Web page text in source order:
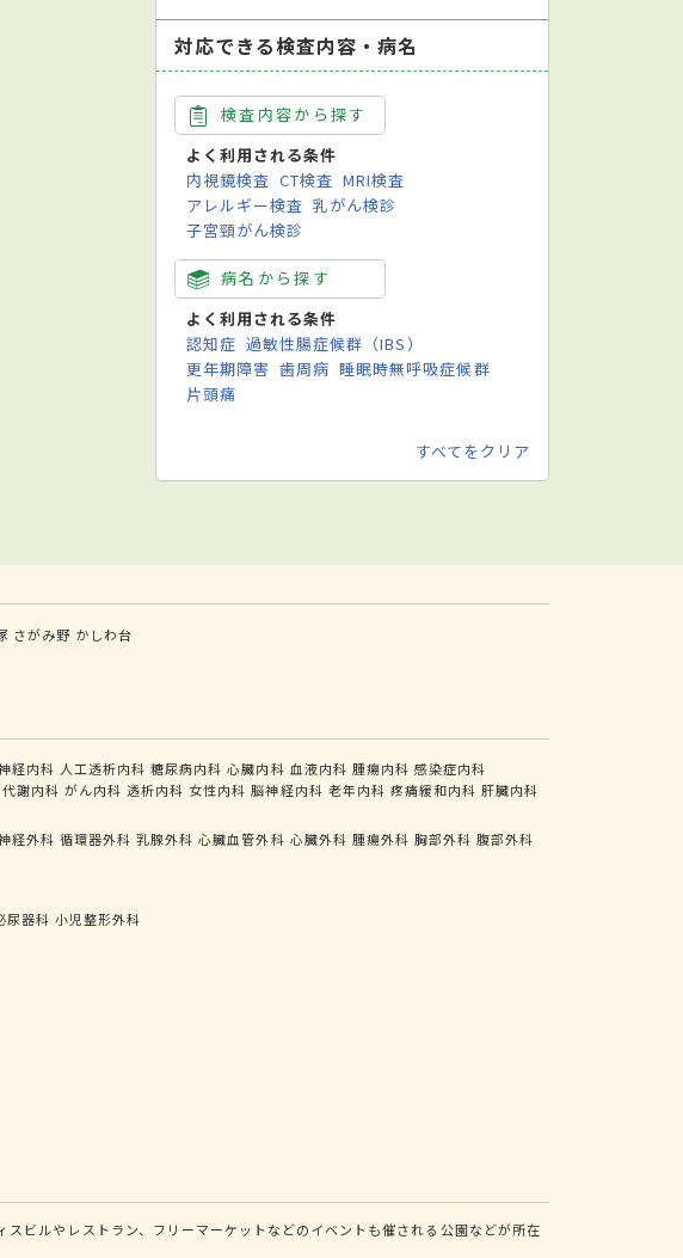
対応できる検査内容・病名
検査内容から探す
よく利用される条件
内視鏡検査 CT検査 MRI検査
アレルギー検査 乳がん検診
子宮頸がん検診
病名から探す
よく利用される条件
認知症 過敏性腸症候群（IBS）
更年期障害 歯周病 睡眠時無呼吸症候群
片頭痛
すべてをクリア
さがみ野 かしわ台
経内科 人工透析内科 糖尿病内科 心臓内科 血液内科 腫瘍内科 感染症内科
謝内科 がん内科 透析内科 女性内科 脳神経内科 老年内科 疼痛緩和内科 肝臓内科
経外科 循環器外科 乳腺外科 心臓血管外科 心臓外科 腫瘍外科 胸部外科 腹部外科
尿器科 小児整形外科
ビルやレストラン、フリーマーケットなどのイベントも催される公園などが所在